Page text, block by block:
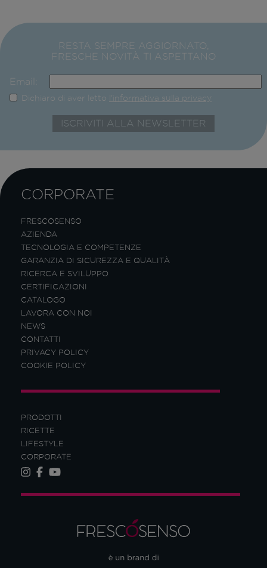
RESTA SEMPRE AGGIORNATO,
FRESCHE NOVITÀ TI ASPETTANO
Email:
Dichiaro di aver letto l'informativa sulla privacy
PRODOTTI
RICETTE
LIFESTYLE
CORPORATE
CORPORATE
FRESCOSENSO
AZIENDA
TECNOLOGIA E COMPETENZE
GARANZIA DI SICUREZZA E QUALITÀ
RICERCA E SVILUPPO
CERTIFICAZIONI
CATALOGO
LAVORA CON NOI
NEWS
CONTATTI
PRIVACY POLICY
COOKIE POLICY